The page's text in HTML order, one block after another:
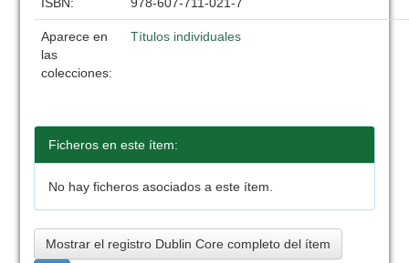
Aparece en
las
colecciones:
Títulos individuales
Ficheros en este ítem:
No hay ficheros asociados a este ítem.
Mostrar el registro Dublin Core completo del ítem